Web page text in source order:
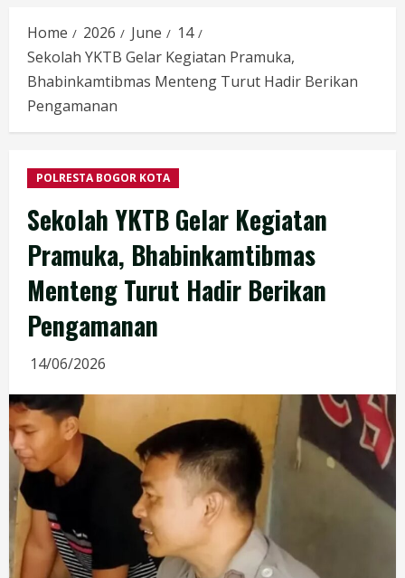
Home 2026 June
14
Sekolah YKTB Gelar Kegiatan Pramuka,
Bhabinkamtibmas Menteng Turut Hadir Berikan
Pengamanan
POLRESTA BOGOR KOTA
Sekolah YKTB Gelar Kegiatan
Pramuka, Bhabinkamtibmas
Menteng Turut Hadir Berikan
Pengamanan
14/06/2026